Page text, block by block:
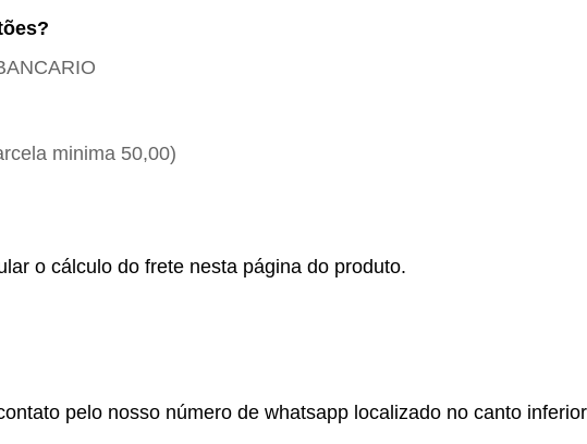
minima 50,00)
o cálculo do frete nesta página do produto.
pelo nosso número de whatsapp localizado no canto